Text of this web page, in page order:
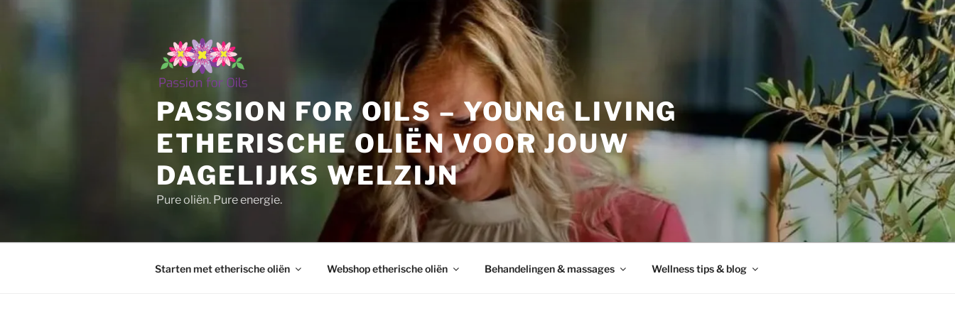
PASSION FOR OILS – YOUNG LIVING
ETHERISCHE OLIËN VOOR JOUW
DAGELIJKS WELZIJN
Pure oliën. Pure energie.
Starten met etherische oliën Webshop etherische oliën Behandelingen & massages Wellness tips & blog